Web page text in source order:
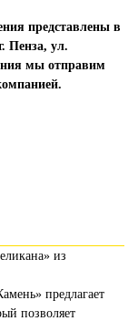
представлены в
Пенза, ул.
мы отправим
из
предлагает
позволяет